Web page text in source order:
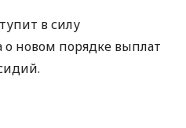
в силу
новом порядке выплат